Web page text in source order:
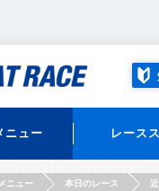
ニュー レース
ニュー 本日のレース